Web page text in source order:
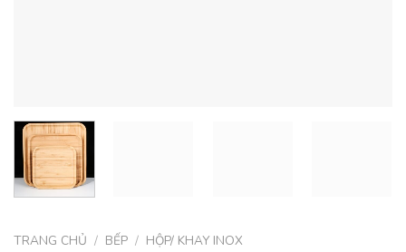
TRANG CHỦ / BẾP / HỘP/ KHAY INOX